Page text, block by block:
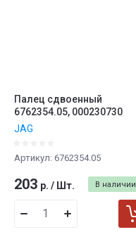
Палец сдвоенный
6762354.05, 000230730
JAG
Артикул: 6762354.05
В наличии
203 р. / Шт.